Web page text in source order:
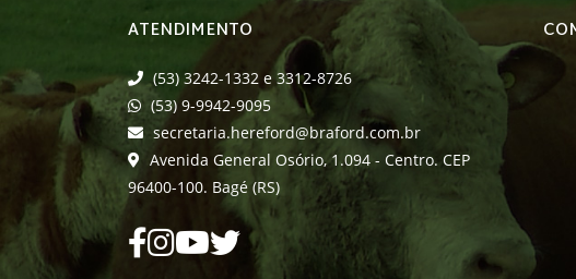
ATENDIMENTO
(53) 3242-1332 e 3312-8726
(53) 9-9942-9095
secretaria.hereford@braford.com.br
Avenida General Osório, 1.094 - Centro. CEP
96400-100. Bagé (RS)